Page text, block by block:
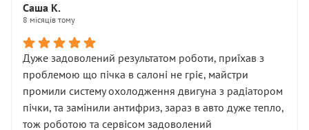
Саша К.
8 місяців тому
Дуже задоволений результатом роботи, приїхав з
проблемою що пічка в салоні не гріє, майстри
промили систему охолодження двигуна з радіатором
пічки, та замінили антифриз, зараз в авто дуже тепло,
тож роботою та сервісом задоволений